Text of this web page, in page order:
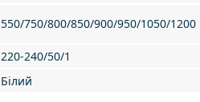
550/750/800/850/900/950/1050/1200
220-240/50/1
Білий